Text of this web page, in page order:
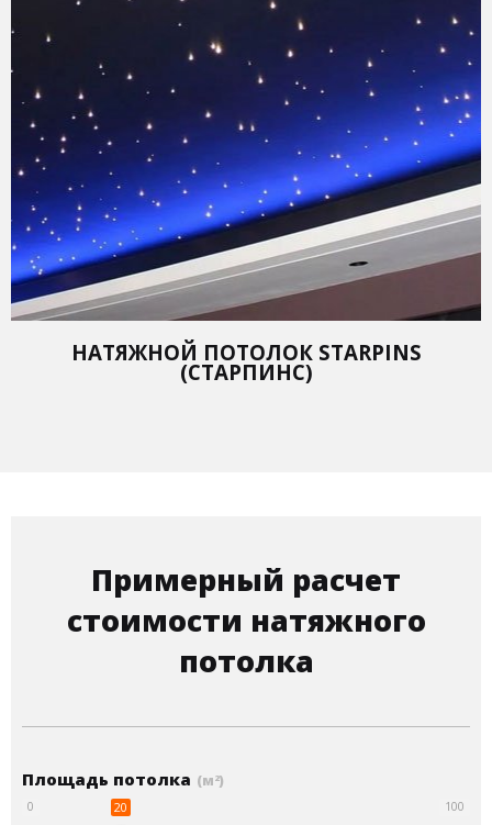
НАТЯЖНОЙ ПОТОЛОК STARPINS
(СТАРПИНС)
Примерный расчет
стоимости натяжного
потолка
Площадь потолка (м 2)
0 100
20